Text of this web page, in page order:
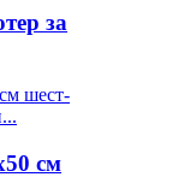
за
см